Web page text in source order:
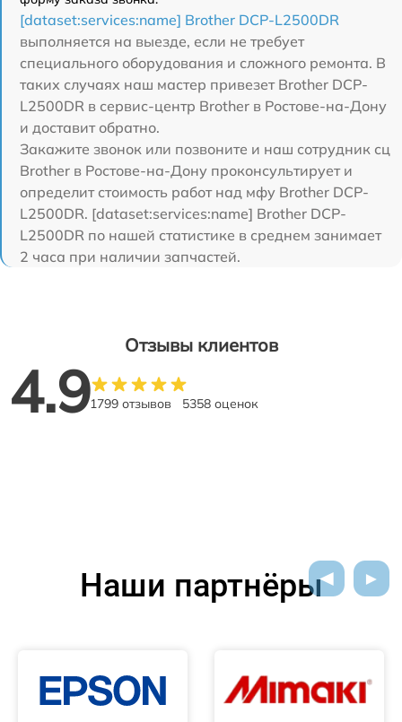
[dataset:services:name] Brother DCP-L2500DR
выполняется на выезде, если не требует
специального оборудования и сложного ремонта. В
таких случаях наш мастер привезет Brother DCP-
L2500DR в сервис-центр Brother в Ростове-на-Дону
и доставит обратно.
Закажите звонок или позвоните и наш сотрудник сц
Brother в Ростове-на-Дону проконсультирует и
определит стоимость работ над мфу Brother DCP-
L2500DR. [dataset:services:name] Brother DCP-
L2500DR по нашей статистике в среднем занимает
2 часа при наличии запчастей.
Отзывы клиентов
4.91799 отзывов 5358 оценок
Наши партнёры